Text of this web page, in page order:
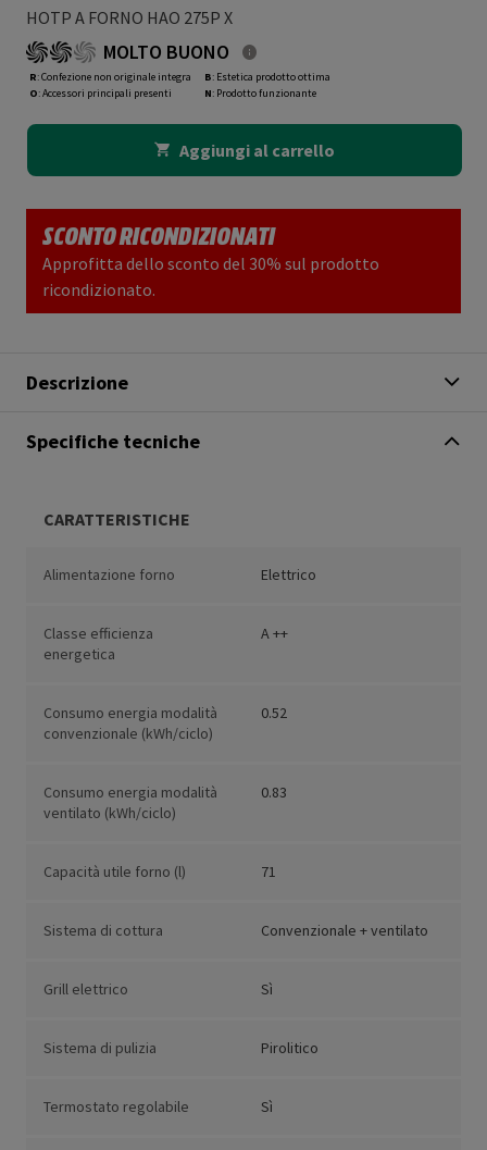
HOTP A FORNO HAO 275P X
MOLTO BUONO
R: Confezione non originale integra
O: Accessori principali presenti
B: Estetica prodotto ottima
N: Prodotto funzionante
Aggiungi al carrello
SCONTO RICONDIZIONATI
Approfitta dello sconto del 30% sul prodotto
ricondizionato.
Descrizione
Specifiche tecniche
CARATTERISTICHE
Alimentazione forno Elettrico
Classe efficienza
energetica
A ++
Consumo energia modalità
convenzionale (kWh/ciclo)
0.52
Consumo energia modalità
ventilato (kWh/ciclo)
0.83
Capacità utile forno (l) 71
Sistema di cottura Convenzionale + ventilato
Grill elettrico Sì
Sistema di pulizia Pirolitico
Termostato regolabile Sì